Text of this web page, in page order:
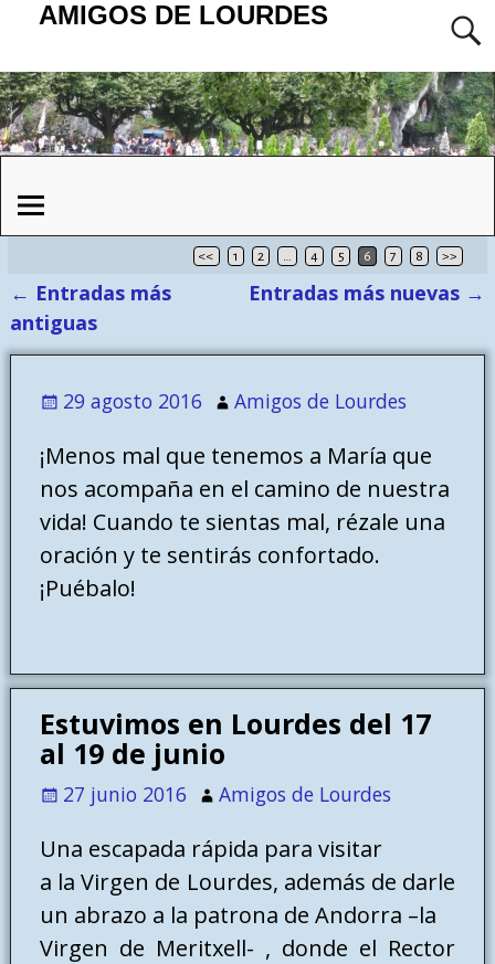
AMIGOS DE LOURDES
<< 1 2 … 4 5 6 7 8 >>
Navegación de entradas
← Entradas más
antiguas
Entradas más nuevas →
29 agosto 2016 Amigos de Lourdes
¡Menos mal que tenemos a María que
nos acompaña en el camino de nuestra
vida! Cuando te sientas mal, rézale una
oración y te sentirás confortado.
¡Puébalo!
Estuvimos en Lourdes del 17
al 19 de junio
27 junio 2016 Amigos de Lourdes
Una escapada rápida para visitar
a la Virgen de Lourdes, además de darle
un abrazo a la patrona de Andorra –la
Virgen de Meritxell- , donde el Rector